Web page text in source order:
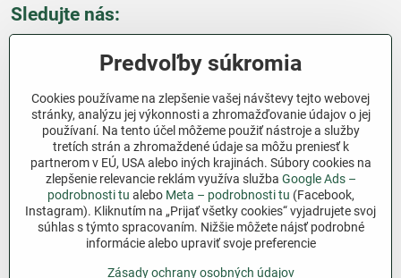
Sledujte nás:
Všetko o nákupe
Ďakujeme za podporu
Sme slovenský e-shop bez dotácií​. Fungujeme len
vďaka vám – ľuďom, ktorí veria v poctivú prácu a
lásku k pôde​. Každý nákup na Jutro​.sk nám pomáha
pokračovať v tom, čo má zmysel – pomáhať
záhradkárom zadarmo a srdcom​.
Predvoľby súkromia
Cookies používame na zlepšenie vašej návštevy tejto webovej
stránky, analýzu jej výkonnosti a zhromažďovanie údajov o jej
používaní. Na tento účel môžeme použiť nástroje a služby
tretích strán a zhromaždené údaje sa môžu preniesť k
partnerom v EÚ, USA alebo iných krajinách. Súbory cookies na
zlepšenie relevancie reklám využíva služba Google Ads –
podrobnosti tu alebo Meta – podrobnosti tu (Facebook,
Instagram). Kliknutím na „Prijať všetky cookies“ vyjadrujete svoj
súhlas s týmto spracovaním. Nižšie môžete nájsť podrobné
informácie alebo upraviť svoje preferencie
Zásady ochrany osobných údajov